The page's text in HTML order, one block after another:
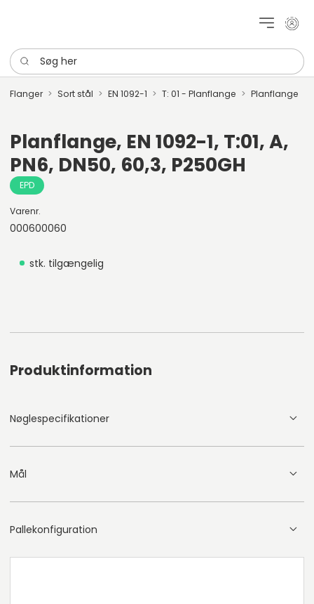
Mit
Søg her
Flanger Sort stål EN 1092-1 T: 01 - Planflange Planflange
Planflange, EN 1092-1, T:01, A,
PN6, DN50, 60,3, P250GH
EPD
Varenr.
000600060
stk. tilgængelig
Produktinformation
Nøglespecifikationer
Mål
Pallekonfiguration